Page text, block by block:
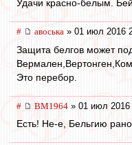
Удачи красно-белым.
# авоська » 01 июл 2016
Защита белгов может
Это перебор.
# BM1964 » 01 июл 2016
Есть! Не-е, Бельгию